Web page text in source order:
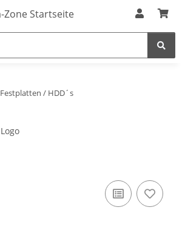
Festplatten / HDD´s